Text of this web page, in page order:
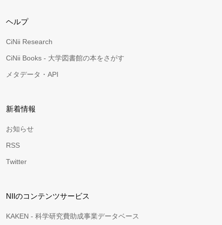
ヘルプ
CiNii Research
CiNii Books - 大学図書館の本をさがす
メタデータ・API
新着情報
お知らせ
RSS
Twitter
NIIのコンテンツサービス
KAKEN - 科学研究費助成事業データベース